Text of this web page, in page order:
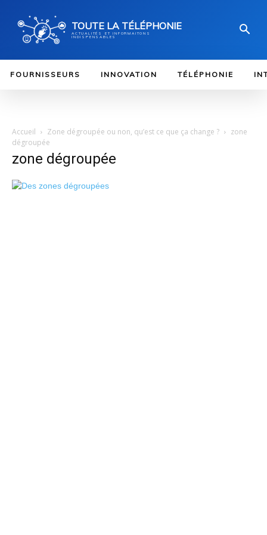
TOUTE LA TÉLÉPHONIE
ACTUALITÉS ET INFORMAITONS
INDISPENSABLES
FOURNISSEURS INNOVATION TÉLÉPHONIE
Accueil Zone dégroupée ou non, qu’est ce que ça change ?
zone
dégroupée
zone dégroupée